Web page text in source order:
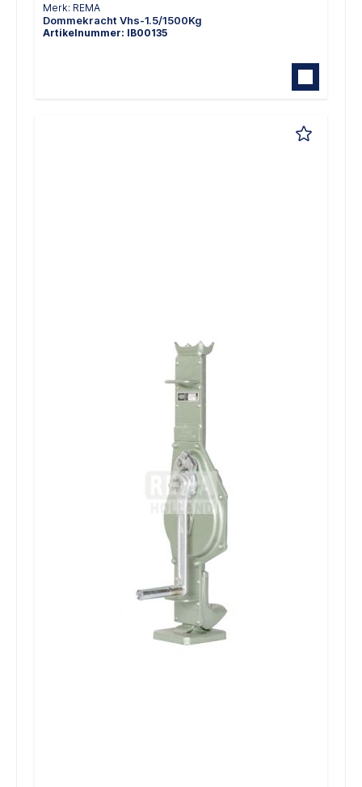
Merk: REMA
Dommekracht Vhs-1.5/1500Kg
Artikelnummer: IB00135